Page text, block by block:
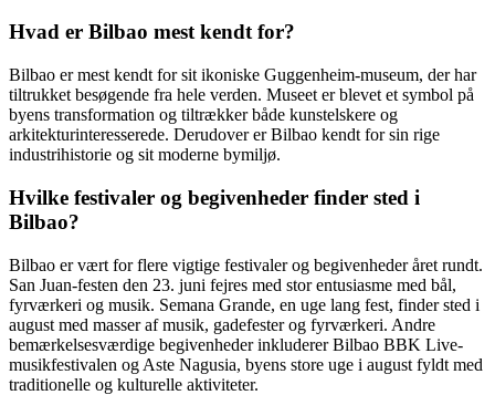
Hvad er Bilbao mest kendt for?
Bilbao er mest kendt for sit ikoniske Guggenheim-museum, der har
tiltrukket besøgende fra hele verden. Museet er blevet et symbol på
byens transformation og tiltrækker både kunstelskere og
arkitekturinteresserede. Derudover er Bilbao kendt for sin rige
industrihistorie og sit moderne bymiljø.
Hvilke festivaler og begivenheder finder sted i
Bilbao?
Bilbao er vært for flere vigtige festivaler og begivenheder året rundt.
San Juan-festen den 23. juni fejres med stor entusiasme med bål,
fyrværkeri og musik. Semana Grande, en uge lang fest, finder sted i
august med masser af musik, gadefester og fyrværkeri. Andre
bemærkelsesværdige begivenheder inkluderer Bilbao BBK Live-
musikfestivalen og Aste Nagusia, byens store uge i august fyldt med
traditionelle og kulturelle aktiviteter.